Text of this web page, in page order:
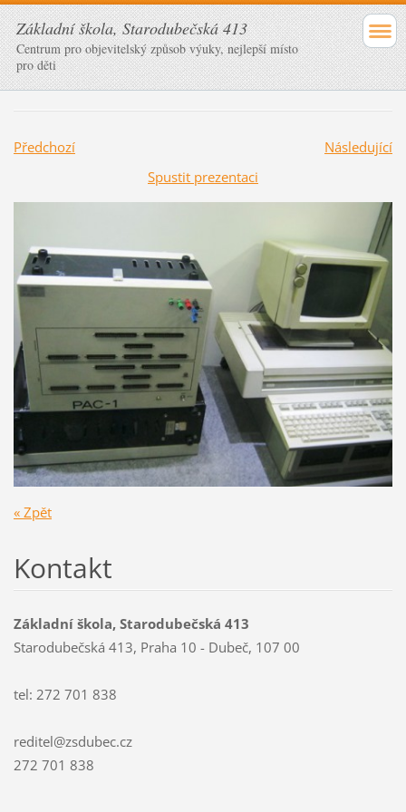
Základní škola, Starodubečská 413
Centrum pro objevitelský způsob výuky, nejlepší místo
pro děti
Předchozí
Následující
Spustit prezentaci
« Zpět
Kontakt
Základní škola, Starodubečská 413
Starodubečská 413, Praha 10 - Dubeč, 107 00
tel: 272 701 838
reditel@zsdubec.cz
272 701 838